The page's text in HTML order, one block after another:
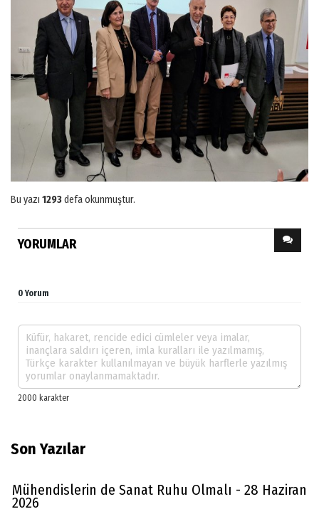
Bu yazı 1293defa okunmuştur.
YORUMLAR
0 Yorum
Son Yazılar
Mühendislerin de Sanat Ruhu Olmalı - 28 Haziran
2026